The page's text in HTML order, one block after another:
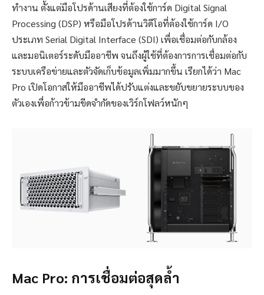
ทำงาน ตั้งแต่มือโปรด้านเสียงที่ต้องใช้การ์ด Digital Signal
Processing (DSP) หรือมือโปรด้านวิดีโอที่ต้องใช้การ์ด I/O
ประเภท Serial Digital Interface (SDI) เพื่อเชื่อมต่อกับกล้อง
และมอนิเตอร์ระดับมืออาชีพ จนถึงผู้ใช้ที่ต้องการการเชื่อมต่อกับ
ระบบเครือข่ายและตัวจัดเก็บข้อมูลเพิ่มมากขึ้น เรียกได้ว่า Mac
Pro เปิดโอกาสให้มืออาชีพได้ปรับแต่งและขยับขยายระบบของ
ตัวเองเพื่อก้าวข้ามขีดจำกัดของเวิร์กโฟลว์หนักๆ
Mac Pro: การเชื่อมต่อสุดล้ำ